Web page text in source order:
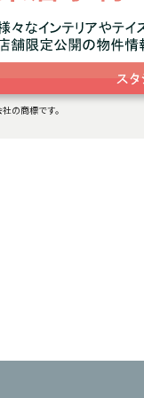
の商標です。